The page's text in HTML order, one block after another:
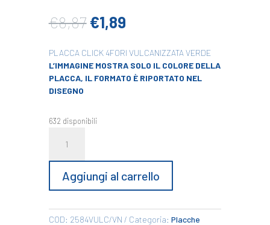
€8,87 Il
prezzo
originale
era:
€8,87.
€1,89Il
attuale
è:
€1,89.
PLACCA CLICK 4FORI VULCANIZZATA VERDE
L’IMMAGINE MOSTRA SOLO IL COLORE DELLA
PLACCA, IL FORMATO È RIPORTATO NEL
DISEGNO
632 disponibili
CLICK
4FORI
VULCANIZZATA
VERDE
Aggiungi al carrello
COD: 2584VULC/VN Categoria: Placche